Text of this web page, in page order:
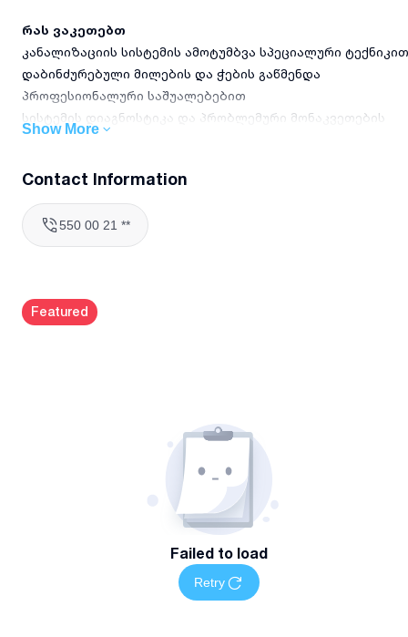
რას ვაკეთებთ
კანალიზაციის სისტემის ამოტუმბვა სპეციალური ტექნიკით
დაბინძურებული მილების და ჭების გაწმენდა
პროფესიონალური საშუალებებით
სისტემის დიაგნოსტიკა და პრობლემური მონაკვეთების
გამოვლენა
საჭიროების შემთხვევაში, მილების პროფილაქტიკური
გაწმენდა
სისტემის გამართულობის შემოწმება სამუშაოს
შემდეგ
5 წელზე მეტი გამოცდილება სანტექნიკურ სამუშაოებში
მომსახურების არეალი და ხელმისაწვდომობა
მომსახურება ხელმისაწვდომია თბილისში ადგილზე
გამოძახების ფორმატში.
დაგეგმეთ თქვენი სანტექნიკის სამუშაოები მარტივად —
დაგვიკავშირდით მითითებულ ნომერზე სრული
Show More
Contact Information
550 00 21 **
Featured
Failed to load
Retry